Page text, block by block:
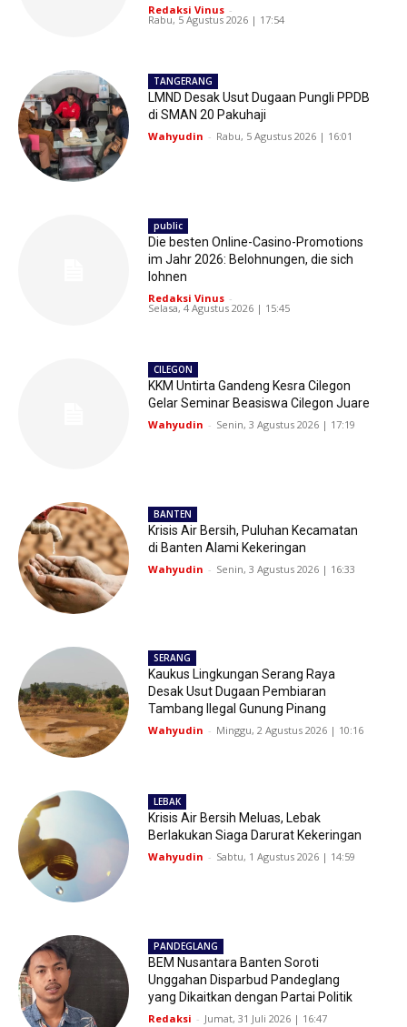
Redaksi Vinus -
Rabu, 5 Agustus 2026 | 17:54
TANGERANG
LMND Desak Usut Dugaan Pungli PPDB
di SMAN 20 Pakuhaji
Wahyudin - Rabu, 5 Agustus 2026 | 16:01
public
Die besten Online-Casino-Promotions
im Jahr 2026: Belohnungen, die sich
lohnen
Redaksi Vinus -
Selasa, 4 Agustus 2026 | 15:45
CILEGON
KKM Untirta Gandeng Kesra Cilegon
Gelar Seminar Beasiswa Cilegon Juare
Wahyudin - Senin, 3 Agustus 2026 | 17:19
BANTEN
Krisis Air Bersih, Puluhan Kecamatan
di Banten Alami Kekeringan
Wahyudin - Senin, 3 Agustus 2026 | 16:33
SERANG
Kaukus Lingkungan Serang Raya
Desak Usut Dugaan Pembiaran
Tambang Ilegal Gunung Pinang
Wahyudin - Minggu, 2 Agustus 2026 | 10:16
LEBAK
Krisis Air Bersih Meluas, Lebak
Berlakukan Siaga Darurat Kekeringan
Wahyudin - Sabtu, 1 Agustus 2026 | 14:59
PANDEGLANG
BEM Nusantara Banten Soroti
Unggahan Disparbud Pandeglang
yang Dikaitkan dengan Partai Politik
Redaksi - Jumat, 31 Juli 2026 | 16:47